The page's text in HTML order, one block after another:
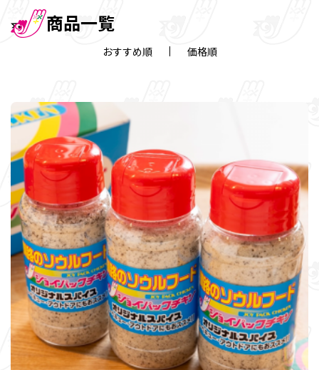
商品一覧
おすすめ順 価格順